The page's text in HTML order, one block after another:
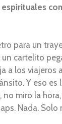
para un
cartelito
a los viajeros
Y eso es
miro la
Nada. Solo